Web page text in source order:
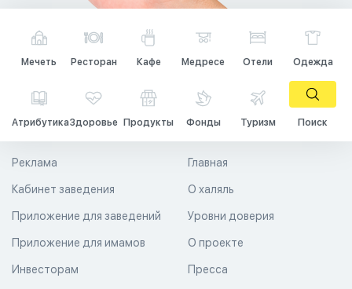
Мечеть Ресторан Кафе Медресе Отели Одежда
АтрибутикаЗдоровье Продукты Фонды Туризм Поиск
Главная
О халяль
Уровни доверия
Реклама
Кабинет заведения
Приложение для заведений
Приложение для имамов О проекте
Пресса
Инвесторам